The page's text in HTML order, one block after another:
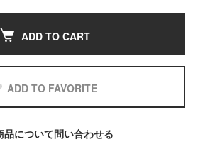
ADD TO CART
ADD TO FAVORITE
品について問い合わせる